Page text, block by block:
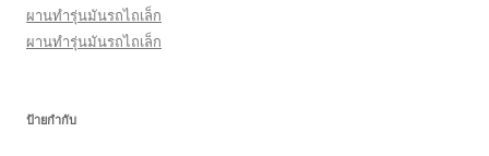
ผานทำรุ่นมันรถไถเล็ก
ผานทำรุ่นมันรถไถเล็ก
ป้ายกำกับ